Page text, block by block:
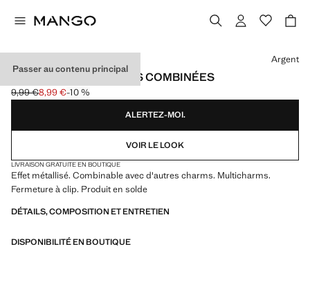
Passer au contenu principal
BRACELET BRELOQUES COMBINÉES
Prix initial barré [9,99 € ]
9,99 €
Prix actuel [8,99 € ]
8,99 €-10 %
Choisissez une couleur
Argent
ALERTEZ-MOI.
VOIR LE LOOK
LIVRAISON GRATUITE EN BOUTIQUE
Effet métallisé. Combinable avec d'autres charms. Multicharms.
Fermeture à clip. Produit en solde
DÉTAILS, COMPOSITION ET ENTRETIEN
DISPONIBILITÉ EN BOUTIQUE